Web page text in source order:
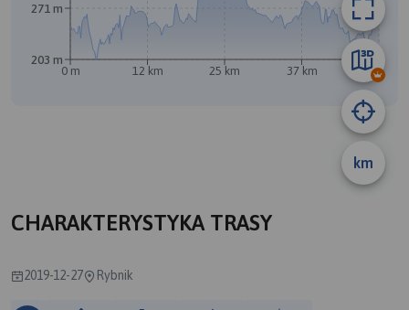
km
0 m 12 km 25 km 37 km 50 km
203 m
271 m
CHARAKTERYSTYKA TRASY
2019-12-27 Rybnik